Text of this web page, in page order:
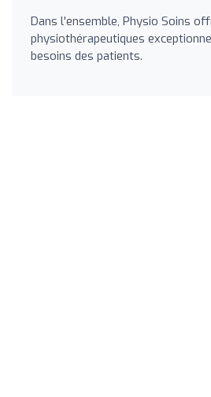
Dans l'ensemble, Physio Soins
physiothérapeutiques
besoins des patients.